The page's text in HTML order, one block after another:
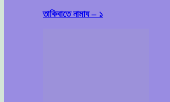
তাকিবাতে নামায – ১